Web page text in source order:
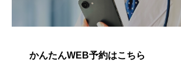
かんたんWEB予約はこちら